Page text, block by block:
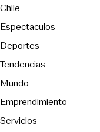
Chile
Espectaculos
Deportes
Tendencias
Mundo
Emprendimiento
Servicios